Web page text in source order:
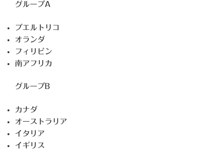
グループA
プエルトリコ
オランダ
フィリピン
南アフリカ
グループB
カナダ
オーストラリア
イタリア
イギリス